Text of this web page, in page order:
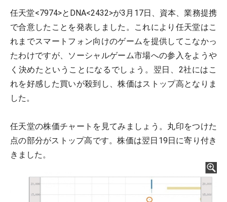
任天堂<7974>とDNA<2432>が3月17日、資本、業務提携
で合意したことを発表しました。これにより任天堂はこ
れまでスマートフォン向けのゲームを提供してこなかっ
たわけですが、ソーシャルゲーム市場への参入をようや
く決めたということになるでしょう。翌日、2社にはこ
れを好感した買いが殺到し、株価はストップ高となりま
した。
任天堂の株価チャートを見てみましょう。丸印をつけた
点の部分がストップ高です。株価は翌日19日に寄り付き
きました。